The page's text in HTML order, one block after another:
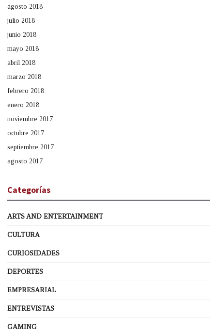
agosto 2018
julio 2018
junio 2018
mayo 2018
abril 2018
marzo 2018
febrero 2018
enero 2018
noviembre 2017
octubre 2017
septiembre 2017
agosto 2017
Categorías
ARTS AND ENTERTAINMENT
CULTURA
CURIOSIDADES
DEPORTES
EMPRESARIAL
ENTREVISTAS
GAMING